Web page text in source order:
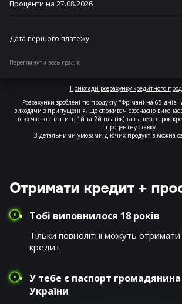
Проценти на 27.08.2026
Дата першого платежу
Переглянути весь графік
Приклади розрахунку кредитного
Розрахунки зроблені по продукту "Фрімані на 65 днів"
виходячи з припущення, що споживач своєчасно виконає
(своєчасно сплатить 1й та 2й платіж) та на весь строк
процентну ставку.
З детальними умовами діючих продуктів можна
Отримати кредит +
Тобі виповнилося 18 років
Тільки повнолітні можуть отримати
кредит
У тебе є паспорт громадянина
України